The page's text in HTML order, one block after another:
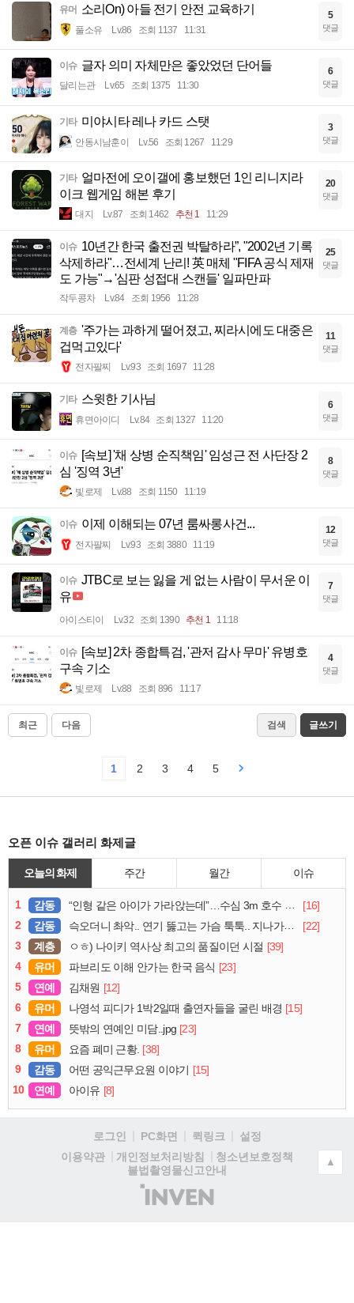
유머 소리On) 아들 전기 안전 교육하기
풀소유 Lv.86 조회 1137 11:31
5
댓글
이슈 글자 의미 자체만은 좋았었던 단어들
달리는관 Lv.65 조회 1375 11:30
6
댓글
기타 미야시타 레나 카드 스탯
안동시남훈이 Lv.56 조회 1267 11:29
3
댓글
기타 얼마전에 오이갤에 홍보했던 1인 리니지라
이크 웹게임 해본 후기
대지 Lv.87 조회 1462 추천 1 11:29
20
댓글
이슈 10년간 한국 출전권 박탈하라”, "2002년 기록
삭제하라"…전세계 난리! 英 매체 "FIFA 공식 제재
도 가능"→'심판 성접대 스캔들' 일파만파
작두콩차 Lv.84 조회 1956 11:28
25
댓글
계층 '주가는 과하게 떨어졌고, 찌라시에도 대중은
겁먹고있다'
전자팔찌 Lv.93 조회 1697 11:28
11
댓글
기타 스윗한 기사님
휴면아이디 Lv.84 조회 1327 11:20
6
댓글
이슈 [속보] '채 상병 순직책임' 임성근 전 사단장 2
심 '징역 3년'
빛로제 Lv.88 조회 1150 11:19
8
댓글
이슈 이제 이해되는 07년 룸싸롱사건...
전자팔찌 Lv.93 조회 3880 11:19
12
댓글
이슈 JTBC로 보는 잃을 게 없는 사람이 무서운 이
유
아이스티이 Lv.32 조회 1390 추천 1 11:18
7
댓글
이슈 [속보] 2차 종합특검, '관저 감사 무마' 유병호
구속 기소
빛로제 Lv.88 조회 896 11:17
4
댓글
최근 다음 검색 글쓰기
1 2 3 4 5
오픈 이슈 갤러리 화제글
오늘의 화제 주간 월간 이슈
1 감동 “인형 같은 아이가 가라앉는데”…수심 3m 호수 뛰어든 60대 의인
[16]
2
감동 슥오더니 촤악.. 연기 뚫고는 가슴 툭툭.. 지나가던 아재의 정체
[22]
3
계층 ㅇㅎ) 나이키 역사상 최고의 품질이던 시절 [39]
4
유머 파브리도 이해 안가는 한국 음식 [23]
5
연예 김채원 [12]
6
유머 나영석 피디가 1박2일때 출연자들을 굴린 배경 [15]
7
연예 뜻밖의 연예인 미담..jpg [23]
8
유머 요즘 폐미 근황. [38]
9
감동 어떤 공익근무요원 이야기 [15]
10
연예 아이유 [8]
로그인 PC화면 퀵링크
설정
이용약관
개인정보처리방침
청소년보호정책
불법촬영물신고안내
(주)
인
▲